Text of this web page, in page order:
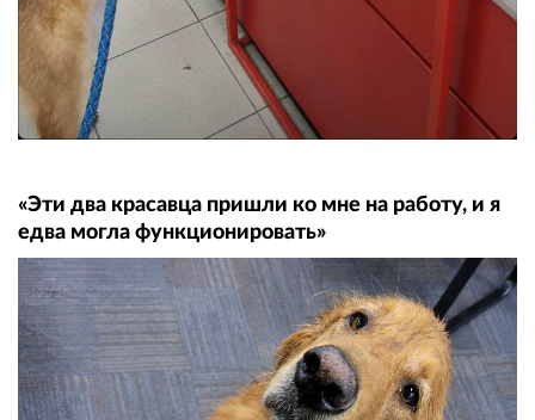
«Эти два красавца пришли ко мне на работу, и я
едва могла функционировать»